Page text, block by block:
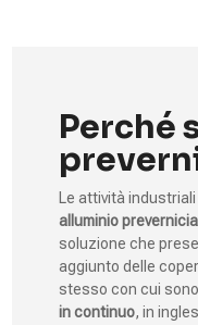
Perché
Le attività
alluminio
soluzione che
aggiunto delle
stesso con cui
in continuo, in